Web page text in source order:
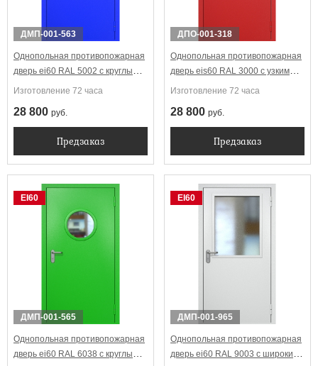
ДМП-001-563
Однопольная противопожарная
дверь ei60 RAL 5002 с круглым
стеклопакетом
Изготовление 72 часа
28 800 руб.
Предзаказ
ДПО-001-318
Однопольная противопожарная
дверь eis60 RAL 3000 с узким
стеклопакетом
Изготовление 72 часа
28 800 руб.
Предзаказ
EI60
ДМП-001-565
Однопольная противопожарная
дверь ei60 RAL 6038 с круглым
EI60
ДМП-001-965
Однопольная противопожарная
дверь ei60 RAL 9003 с широким